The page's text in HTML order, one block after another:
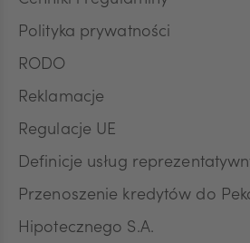
Polityka prywatności
RODO
Reklamacje
Regulacje UE
Definicje usług
Przenoszenie kredytów do
Hipotecznego S.A.